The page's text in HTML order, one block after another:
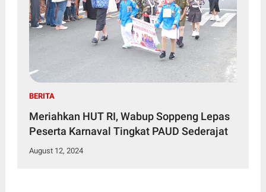
BERITA
Meriahkan HUT RI, Wabup Soppeng Lepas
Peserta Karnaval Tingkat PAUD Sederajat
August 12, 2024